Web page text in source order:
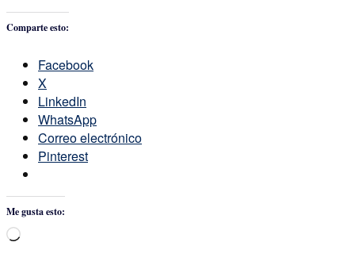
Comparte esto:
Facebook
X
LinkedIn
WhatsApp
Correo electrónico
Pinterest
Me gusta esto:
Cargando...